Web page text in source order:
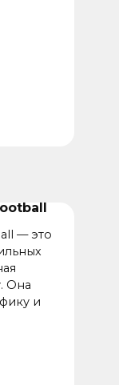
— это
Она
и